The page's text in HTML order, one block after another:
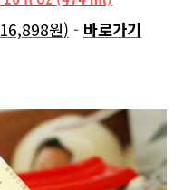
16,898원) - 바로가기